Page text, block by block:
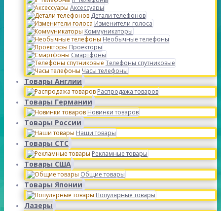
Аксессуары
Детали телефонов
Изменители голоса
Коммуникаторы
Необычные телефоны
Проекторы
Смартфоны
Телефоны спутниковые
Часы телефоны
Товары Англии
Распродажа товаров
Товары Германии
Новинки товаров
Товары России
Наши товары
Товары СТС
Рекламные товары
Товары США
Общие товары
Товары Японии
Популярные товары
Лазеры